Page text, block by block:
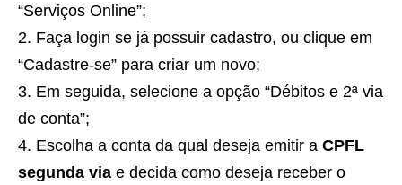
“Serviços Online”;
Faça login se já possuir cadastro, ou clique em
“Cadastre-se” para criar um novo;
Em seguida, selecione a opção “Débitos e 2ª via
de conta”;
Escolha a conta da qual deseja emitir a CPFL
segunda via e decida como deseja receber o